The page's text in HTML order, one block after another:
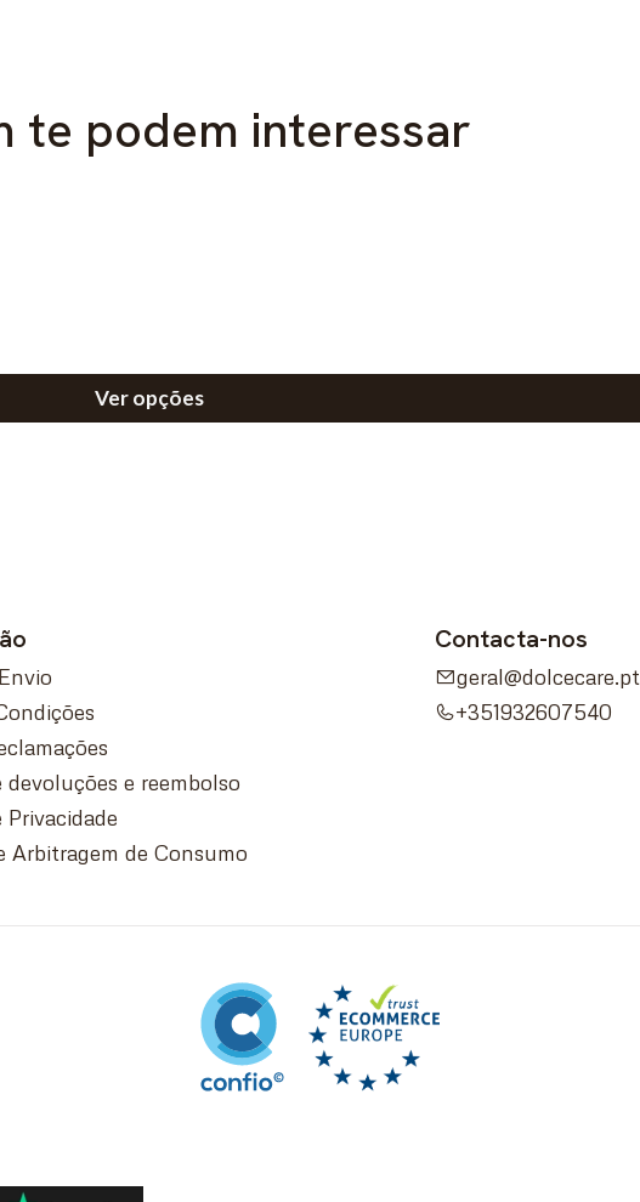
te podem interessar
Ver opções
e reembolso
Arbitragem de Consumo
Contacta-nos
geral@dolcecare.pt
+351932607540